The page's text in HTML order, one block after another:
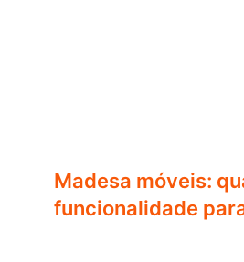
Madesa móveis:
funcionalidade